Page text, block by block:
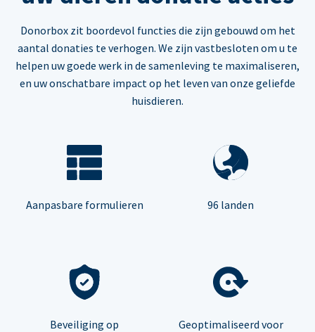
Donorbox zit boordevol functies die zijn gebouwd om het
aantal donaties te verhogen. We zijn vastbesloten om u te
helpen uw goede werk in de samenleving te maximaliseren,
en uw onschatbare impact op het leven van onze geliefde
huisdieren.
Aanpasbare formulieren 96 landen
Beveiliging op
Geoptimaliseerd voor